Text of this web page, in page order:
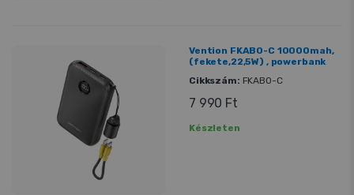
Vention FKAB0-C 10000mah,
(fekete,22,5W) , powerbank
Cikkszám: FKAB0-C
7 990 Ft
Készleten